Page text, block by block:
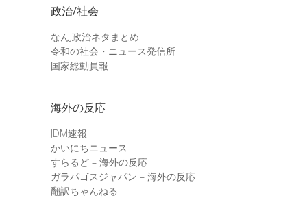
政治/社会
なんJ政治ネタまとめ
令和の社会・ニュース発信所
国家総動員報
海外の反応
JDM速報
かいにちニュース
すらるど – 海外の反応
ガラパゴスジャパン – 海外の反応
翻訳ちゃんねる